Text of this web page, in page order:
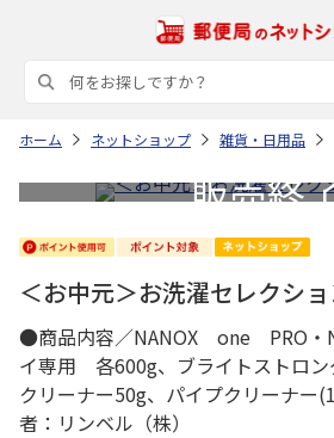
ホーム ネットショップ 雑貨・日用品
＜お中元＞お洗濯セレクシ
●商品内容／NANOX one PRO
イ専用 各600g、ブライトストロ
クリーナー50g、パイプクリーナ
者：リンベル（株）